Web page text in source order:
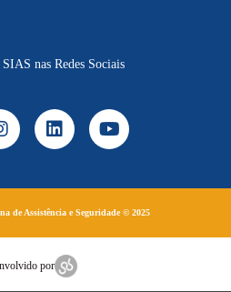
nas Redes Sociais
de Assistência e Seguridade © 2025
por